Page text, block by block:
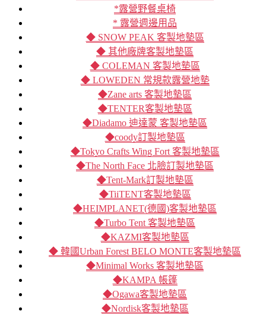
*露營野餐桌椅
* 露營週邊用品
◆ SNOW PEAK 客製地墊區
◆ 其他廠牌客製地墊區
◆ COLEMAN 客製地墊區
◆ LOWEDEN 常規款露營地墊
◆Zane arts 客製地墊區
◆TENTER客製地墊區
◆Diadamo 迪達蒙 客製地墊區
◆coody訂製地墊區
◆Tokyo Crafts Wing Fort 客製地墊區
◆The North Face 北臉訂製地墊區
◆Tent-Mark訂製地墊區
◆TiiTENT客製地墊區
◆HEIMPLANET(德國)客製地墊區
◆Turbo Tent 客製地墊區
◆KAZMI客製地墊區
◆ 韓國Urban Forest BELO MONTE客製地墊區
◆Minimal Works 客製地墊區
◆KAMPA 帳篷
◆Ogawa客製地墊區
◆Nordisk客製地墊區